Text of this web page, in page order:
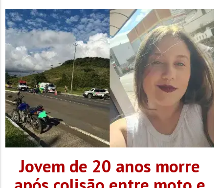
ações de...
Jovem de 20 anos morre